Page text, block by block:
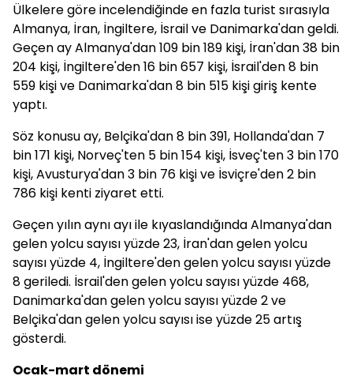
Ülkelere göre incelendiğinde en fazla turist sırasıyla
Almanya, İran, İngiltere, İsrail ve Danimarka'dan geldi.
Geçen ay Almanya'dan 109 bin 189 kişi, İran'dan 38 bin
204 kişi, İngiltere'den 16 bin 657 kişi, İsrail'den 8 bin
559 kişi ve Danimarka'dan 8 bin 515 kişi giriş kente
yaptı.
Söz konusu ay, Belçika'dan 8 bin 391, Hollanda'dan 7
bin 171 kişi, Norveç'ten 5 bin 154 kişi, İsveç'ten 3 bin 170
kişi, Avusturya'dan 3 bin 76 kişi ve İsviçre'den 2 bin
786 kişi kenti ziyaret etti.
Geçen yılın aynı ayı ile kıyaslandığında Almanya'dan
gelen yolcu sayısı yüzde 23, İran'dan gelen yolcu
sayısı yüzde 4, İngiltere'den gelen yolcu sayısı yüzde
8 geriledi. İsrail'den gelen yolcu sayısı yüzde 468,
Danimarka'dan gelen yolcu sayısı yüzde 2 ve
Belçika'dan gelen yolcu sayısı ise yüzde 25 artış
gösterdi.
Ocak-mart dönemi